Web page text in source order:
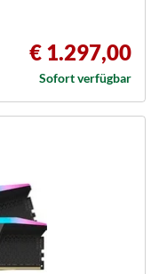
€ 1.297,00
Sofort verfügbar